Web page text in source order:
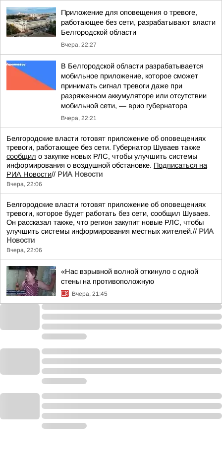
Приложение для оповещения о тревоге,
работающее без сети, разрабатывают власти
Белгородской области
Вчера, 22:27
В Белгородской области разрабатывается
мобильное приложение, которое сможет
принимать сигнал тревоги даже при
разряженном аккумуляторе или отсутствии
мобильной сети, — врио губернатора
Вчера, 22:21
Белгородские власти готовят приложение об оповещениях
тревоги, работающее без сети. Губернатор Шуваев также
сообщил о закупке новых РЛС, чтобы улучшить системы
информирования о воздушной обстановке. Подписаться на
РИА Новости// РИА Новости
Вчера, 22:06
Белгородские власти готовят приложение об оповещениях
тревоги, которое будет работать без сети, сообщил Шуваев.
Он рассказал также, что регион закупит новые РЛС, чтобы
улучшить системы информирования местных жителей.// РИА
Новости
Вчера, 22:06
«Нас взрывной волной откинуло с одной
стены на противоположную
Вчера, 21:45